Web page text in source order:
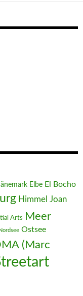
Elbe El Bocho
Himmel Joan
Arts Meer
Nordsee Ostsee
(Marc